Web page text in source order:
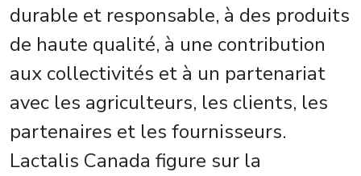
durable et responsable, à des produits
de haute qualité, à une contribution
aux collectivités et à un partenariat
avec les agriculteurs, les clients, les
partenaires et les fournisseurs.
Lactalis Canada figure sur la